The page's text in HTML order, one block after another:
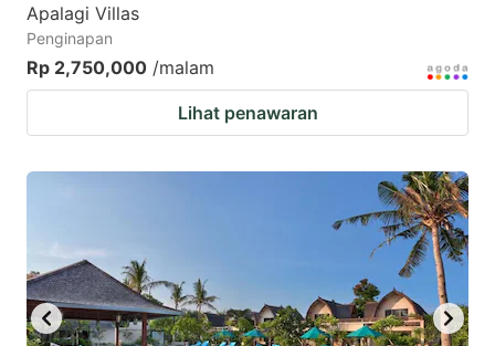
changing
dates.
Apalagi Villas
Penginapan
Rp 2,750,000 /malam
Lihat penawaran